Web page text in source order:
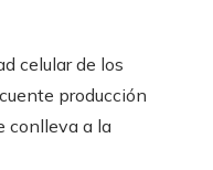
celular de los
producción
conlleva a la